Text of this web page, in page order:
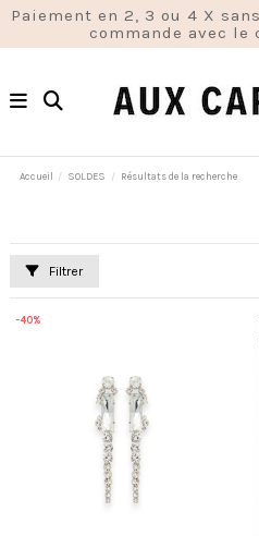
Paiement en 2, 3 ou 4 X
commande avec le
Accueil SOLDES Résultats de la recherche
Filtrer
-40%